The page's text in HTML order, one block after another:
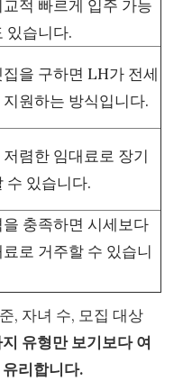
적 빠르게 입주 가능
있습니다.
을 구하면 LH가 전세
원하는 방식입니다.
렴한 임대료로 장기
수 있습니다.
충족하면 시세보다
로 거주할 수 있습니
, 자녀 수, 모집 대상
유형만 보기보다 여
리합니다.